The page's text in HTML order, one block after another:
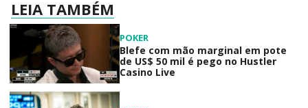
LEIA TAMBÉM
POKER
Blefe com mão marginal em pote
de US$ 50 mil é pego no Hustler
Casino Live